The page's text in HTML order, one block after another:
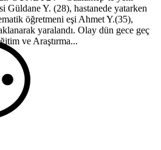
Güldane Y. (28), hastanede yatarken
öğretmeni eşi Ahmet Y.(35),
yaralandı. Olay dün gece geç
ve Araştırma...